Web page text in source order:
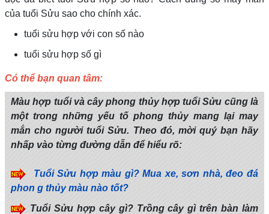
của tuổi Sửu sao cho chính xác.
tuổi sửu hợp với con số nào
tuổi sửu hợp số gì
Có thể bạn quan tâm:
Màu hợp tuổi và cây phong thủy hợp tuổi Sửu cũng là
một trong những yếu tố phong thủy mang lại may
mắn cho người tuổi Sửu. Theo đó, mời quý bạn hãy
nhấp vào từng đường dẫn để hiểu rõ:
Tuổi Sửu hợp màu gì? Mua xe, sơn nhà, đeo đá
phon g thủy màu nào tốt?
Tuổi Sửu hợp cây gì? Trồng cây gì trên bàn làm